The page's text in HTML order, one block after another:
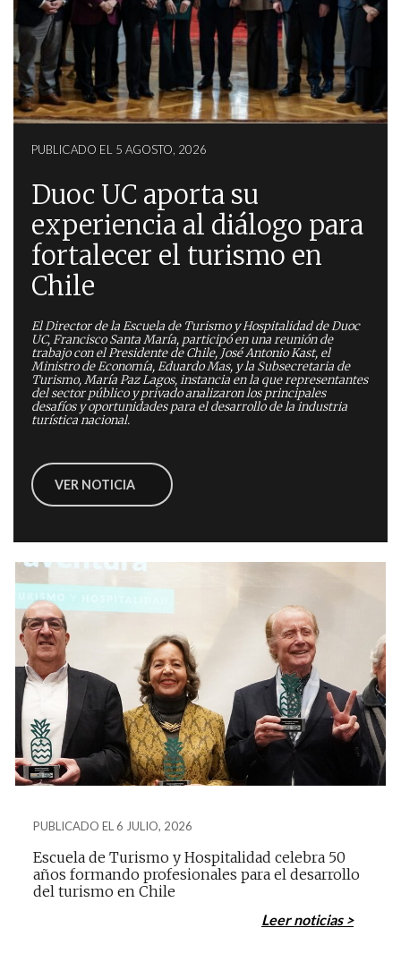
PUBLICADO EL 5 AGOSTO, 2026
Duoc UC aporta su
experiencia al diálogo para
fortalecer el turismo en
Chile
El Director de la Escuela de Turismo y Hospitalidad de Duoc
UC, Francisco Santa María, participó en una reunión de
trabajo con el Presidente de Chile, José Antonio Kast, el
Ministro de Economía, Eduardo Mas, y la Subsecretaria de
Turismo, María Paz Lagos, instancia en la que representantes
del sector público y privado analizaron los principales
desafíos y oportunidades para el desarrollo de la industria
turística nacional.
VER NOTICIA
PUBLICADO EL 6 JULIO, 2026
Escuela de Turismo y Hospitalidad celebra 50
años formando profesionales para el desarrollo
del turismo en Chile
Leer noticias >